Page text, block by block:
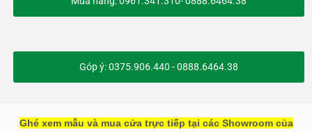
Góp ý: 0375.906.440 - 0888.6464.38
Ghé xem mẫu và mua cửa trực tiếp tại các Showroom của